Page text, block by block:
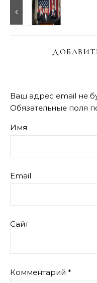
Ваш адрес email не
Обязательные поля
Имя
Email
Сайт
Комментарий *